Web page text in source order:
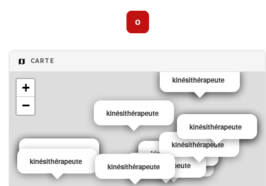
0
CARTE
kinésithérapeute
kinésithérapeute
kinésithérapeute kinésithérapeute
kinésithérapeute
kinésithérapeute
kinésithérapeute
kinésithérapeute
kinésithérapeute
kinésithérapeute
kinésithérapeute
kinésithérapeute kinésithérapeute
kinésithérapeute
kinésithérapeute
kinésithérapeute
kinésithérapeute
+
−